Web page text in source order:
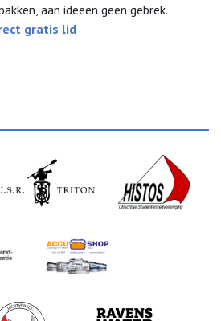
aan ideeën geen gebrek.
gratis lid